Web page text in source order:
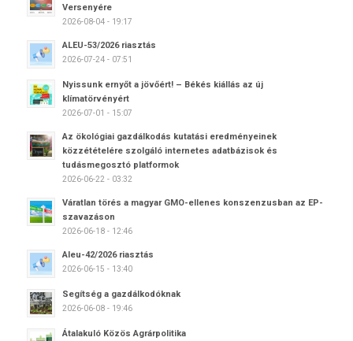
Versenyére
2026-08-04 - 19:17
ALEU-53/2026 riasztás
2026-07-24 - 07:51
Nyissunk ernyőt a jövőért! – Békés kiállás az új
klímatörvényért
2026-07-01 - 15:07
Az ökológiai gazdálkodás kutatási eredményeinek
közzétételére szolgáló internetes adatbázisok és
tudásmegosztó platformok
2026-06-22 - 03:32
Váratlan törés a magyar GMO-ellenes konszenzusban az EP-
szavazáson
2026-06-18 - 12:46
Aleu-42/2026 riasztás
2026-06-15 - 13:40
Segítség a gazdálkodóknak
2026-06-08 - 19:46
Átalakuló Közös Agrárpolitika